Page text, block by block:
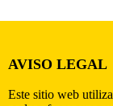
AVISO LEGAL
Este sitio web